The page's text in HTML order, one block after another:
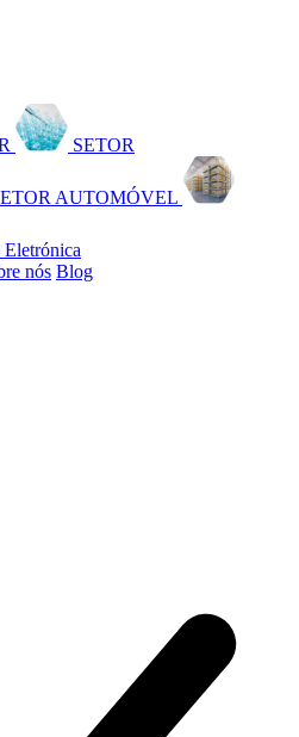
SETOR
AUTOMÓVEL
Eletrónica
nós Blog